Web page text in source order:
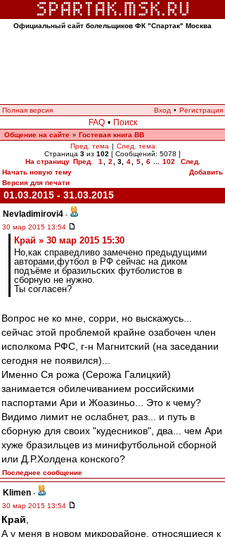
Официальный сайт болельщиков ФК "Спартак" Москва
Полная версия Вход • Регистрация
FAQ • Поиск
Общение на сайте » Гостевая книга ВВ
Пред. тема | След. тема
Страница 3 из 102 [ Сообщений: 5078 ]
На страницу Пред. 1 2 3, 4 5 6 102
След.
Начать новую тему
Добавить
Версия для печати
01.03.2015 - 31.03.2015
Nevladimirovi4 -
30 мар 2015 13:54
Край » 30 мар 2015 15:30
Но,как справедливо замечено предыдущими
авторами,футбол в РФ сейчас на диком
подъёме и бразильских футболистов в
сборную не нужно.
Ты согласен?
Вопрос не ко мне, сорри, но выскажусь...
сейчас этой проблемой крайне озабочен член
исполкома РФС, г-н Магнитский (на заседании
сегодня не появился)...
Именно Ся рожа (Серожа Галицкий)
занимается обилечиванием российскими
паспортами Ари и Жоазиньо... Это к чему?
Видимо лимит не ослабнет, раз... и путь в
сборную для своих "кудесников", два... чем Ари
хуже бразильцев из минифутбольной сборной
или Д.Р.Холдена конского?
Последнее сообщение
Klimen -
30 мар 2015 13:54
Край
А у меня в новом микрорайоне, относящиеся к